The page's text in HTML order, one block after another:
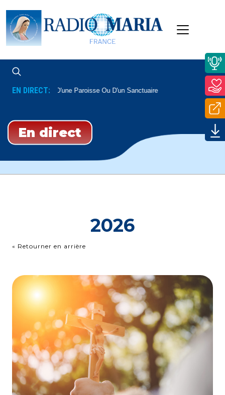
EN DIRECT:
En Direct D'une Paroisse Ou D'un Sanctuaire
En direct
2026
« Retourner en arrière